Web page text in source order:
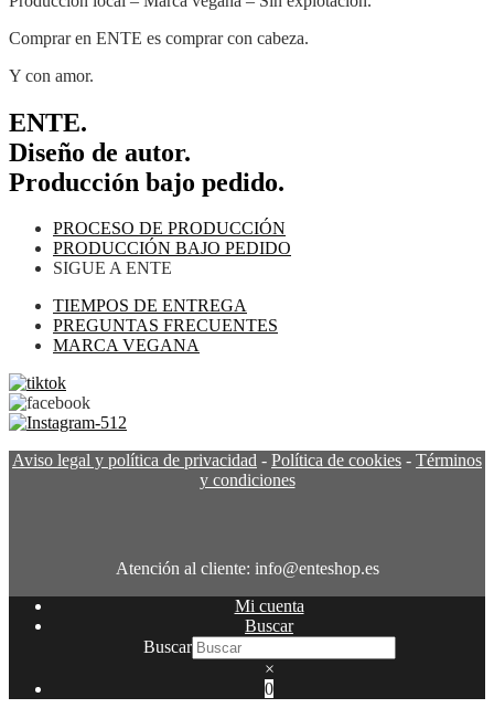
Comprar en ENTE es comprar con cabeza.
Y con amor.
ENTE.
Diseño de autor.
Producción bajo pedido.
PROCESO DE PRODUCCIÓN
PRODUCCIÓN BAJO PEDIDO
SIGUE A ENTE
TIEMPOS DE ENTREGA
PREGUNTAS FRECUENTES
MARCA VEGANA
Aviso legal y política de privacidad - Política de cookies - Términos
y condiciones
Atención al cliente: info@enteshop.es
Mi cuenta
Buscar
Buscar
×
0